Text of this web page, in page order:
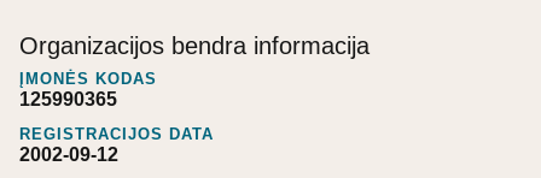
Organizacijos bendra informacija
ĮMONĖS KODAS
125990365
REGISTRACIJOS DATA
2002-09-12